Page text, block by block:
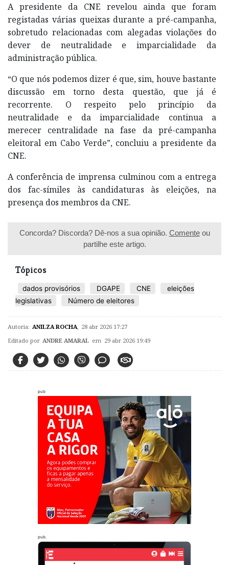
A presidente da CNE revelou ainda que foram
registadas várias queixas durante a pré-campanha,
sobretudo relacionadas com alegadas violações do
dever de neutralidade e imparcialidade da
administração pública.
“O que nós podemos dizer é que, sim, houve bastante
discussão em torno desta questão, que já é
recorrente. O respeito pelo princípio da
neutralidade e da imparcialidade continua a
merecer centralidade na fase da pré-campanha
eleitoral em Cabo Verde”, concluiu a presidente da
CNE.
A conferência de imprensa culminou com a entrega
dos fac-símiles às candidaturas às eleições, na
presença dos membros da CNE.
Concorda? Discorda? Dê-nos a sua opinião. Comenteou
partilhe este artigo.
Tópicos
dados provisórios DGAPE CNE
eleições
legislativas
Número de eleitores
Autoria: ANILZA ROCHA 28 abr 2026 17:27
Editado por ANDRE AMARAL em 29 abr 2026 19:49
pub
pub.